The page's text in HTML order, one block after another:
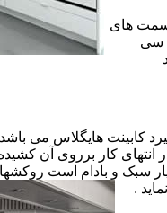
های
سی
کابینت هایگلاس می
انتهای کار برروی آن
و بادام است روکشها
.